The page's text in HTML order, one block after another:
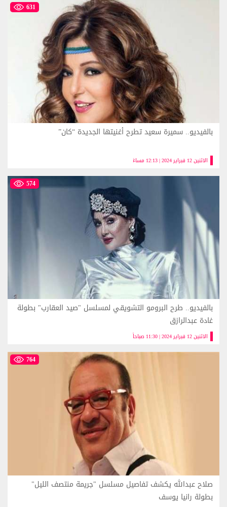
631
الاثنين 12 فبراير 2024 | 12:13 مساءً
بالفيديو.. سميرة سعيد تطرح أغنيتها الجديدة “كان”
574
الاثنين 12 فبراير 2024 | 11:30 صباحاً
بالفيديو.. طرح البرومو التشويقي لمسلسل "صيد العقارب" بطولة
غادة عبدالرازق
764
صلاح عبدالله يكشف تفاصيل مسلسل "جريمة منتصف الليل"
بطولة رانيا يوسف